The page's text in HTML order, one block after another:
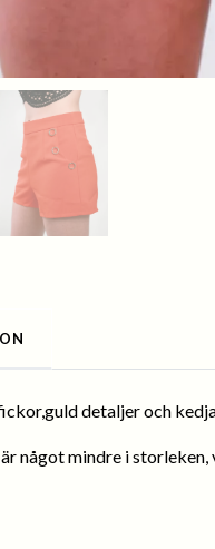
detaljer och
något mindre i